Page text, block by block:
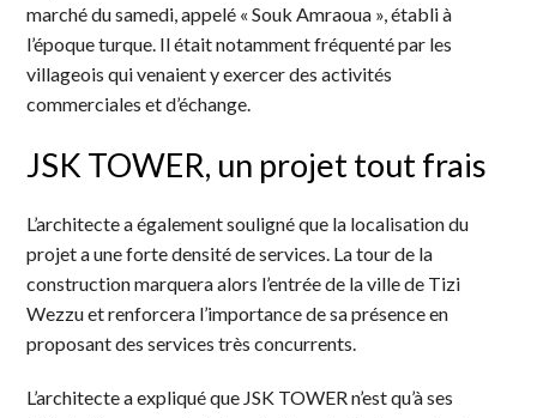
marché du samedi, appelé « Souk Amraoua », établi à
l’époque turque. Il était notamment fréquenté par les
villageois qui venaient y exercer des activités
commerciales et d’échange.
JSK TOWER, un projet tout frais
L’architecte a également souligné que la localisation du
projet a une forte densité de services. La tour de la
construction marquera alors l’entrée de la ville de Tizi
Wezzu et renforcera l’importance de sa présence en
proposant des services très concurrents.
L’architecte a expliqué que JSK TOWER n’est qu’à ses